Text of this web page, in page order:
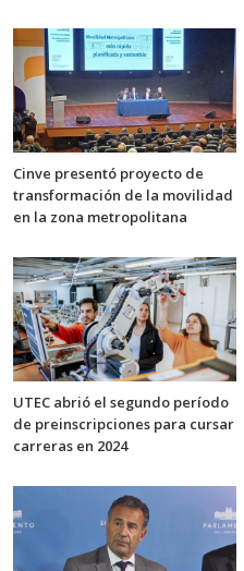
Cinve presentó proyecto de
transformación de la movilidad
en la zona metropolitana
UTEC abrió el segundo período
de preinscripciones para cursar
carreras en 2024